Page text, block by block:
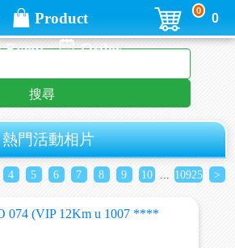
Product
Event
Order
0
0
搜尋
熱門活動相片
4 5 6 7 8 9 10 10925 >